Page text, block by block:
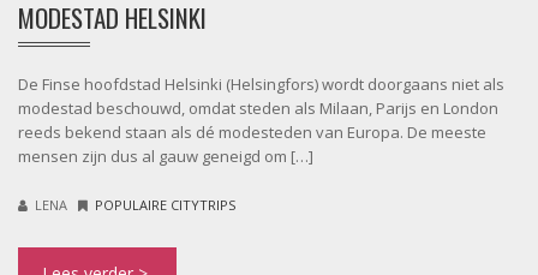
MODESTAD HELSINKI
De Finse hoofdstad Helsinki (Helsingfors) wordt doorgaans niet als
modestad beschouwd, omdat steden als Milaan, Parijs en London
reeds bekend staan als dé modesteden van Europa. De meeste
mensen zijn dus al gauw geneigd om […]
LENA POPULAIRE CITYTRIPS